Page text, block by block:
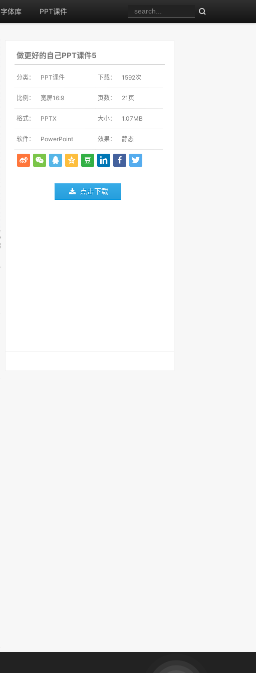
字体库 PPT课件
做更好的自己PPT课件5
分类： PPT课件 下载： 1592次
比例： 宽屏16:9 页数： 21页
格式： PPTX 大小： 1.07MB
软件： PowerPoint 效果： 静态
点击下载